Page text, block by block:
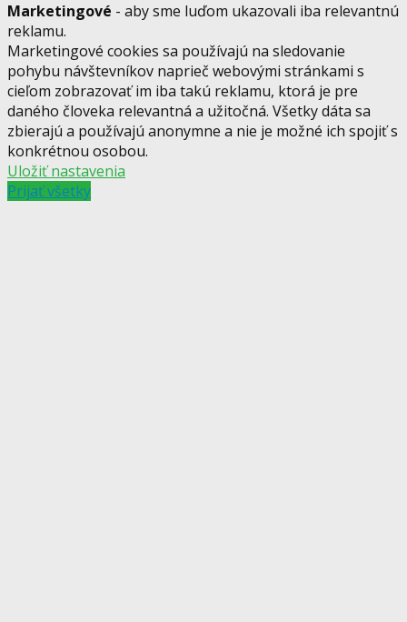
Marketingové - aby sme luďom ukazovali iba relevantnú
reklamu.
Marketingové cookies sa používajú na sledovanie
pohybu návštevníkov naprieč webovými stránkami s
cieľom zobrazovať im iba takú reklamu, ktorá je pre
daného človeka relevantná a užitočná. Všetky dáta sa
zbierajú a používajú anonymne a nie je možné ich spojiť s
konkrétnou osobou.
Uložiť nastavenia
Prijať všetky